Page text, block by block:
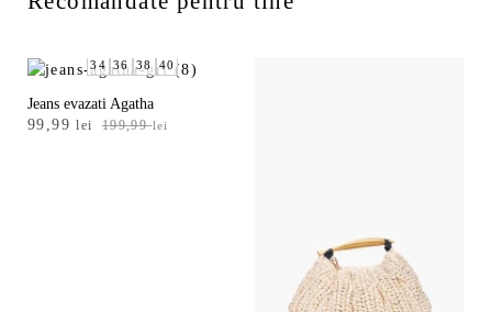
34 36 38 40
Jeans evazati Agatha
199,99lei
Prețul
99,99lei
Prețul